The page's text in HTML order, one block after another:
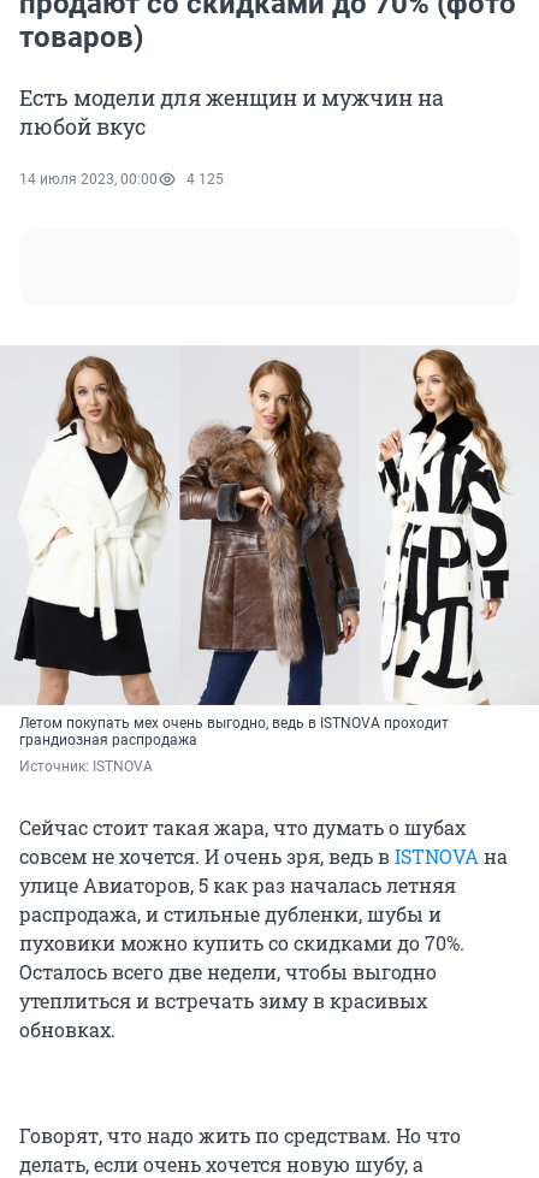
товаров)
Есть модели для женщин и мужчин на
любой вкус
14 июля 2023, 00:00 4 125
Летом покупать мех очень выгодно, ведь в ISTNOVA проходит
грандиозная распродажа
Источник: ISTNOVA
Сейчас стоит такая жара, что думать о шубах
совсем не хочется. И очень зря, ведь вISTNOVA на
улице Авиаторов, 5 как раз началась летняя
распродажа, и стильные дубленки, шубы и
пуховики можно купить со скидками до 70%.
Осталось всего две недели, чтобы выгодно
утеплиться и встречать зиму в красивых
обновках.
Говорят, что надо жить по средствам. Но что
делать, если очень хочется новую шубу, а